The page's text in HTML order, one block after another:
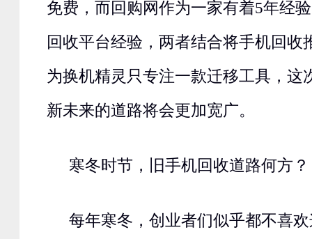
免费，而回购网作为一家有着5年经
回收平台经验，两者结合将手机回收
为换机精灵只专注一款迁移工具，这
新未来的道路将会更加宽广。
寒冬时节，旧手机回收道路何方？
每年寒冬，创业者们似乎都不喜